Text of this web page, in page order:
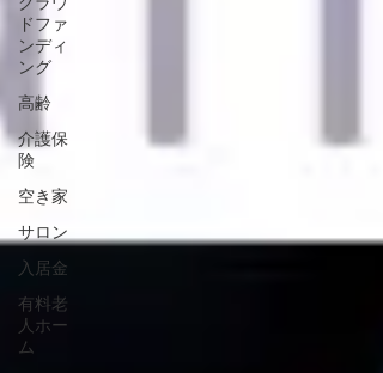
クラウ
ドファ
ンディ
ング
高齢
介護保
険
空き家
サロン
入居金
有料老
人ホー
ム